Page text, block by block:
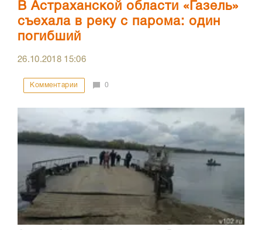
В Астраханской области «Газель»
съехала в реку с парома: один
погибший
26.10.2018 15:06
Комментарии 0